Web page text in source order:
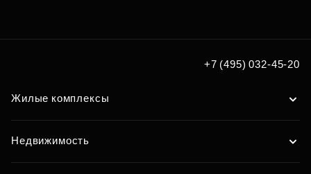
+7 (495) 032-45-20
Жилые комплексы
Недвижимость